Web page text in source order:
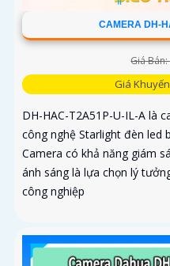
CAMERA DH-
Giá
Giá
DH-HAC-T2A51P-U-IL-A là
công nghệ Starlight đèn led
Camera có khả năng giám
ánh sáng là lựa chọn lý
công nghiệp